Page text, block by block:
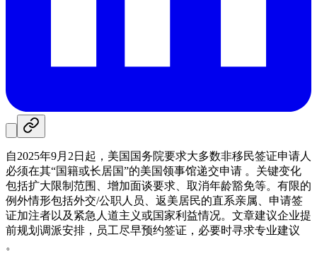
自2025年9月2日起，美国国务院要求大多数非移民签证申请人
必须在其“国籍或长居国”的美国领事馆递交申请 。关键变化
包括扩大限制范围、增加面谈要求、取消年龄豁免等。有限的
例外情形包括外交/公职人员、返美居民的直系亲属、申请签
证加注者以及紧急人道主义或国家利益情况。文章建议企业提
前规划调派安排，员工尽早预约签证，必要时寻求专业建议
。